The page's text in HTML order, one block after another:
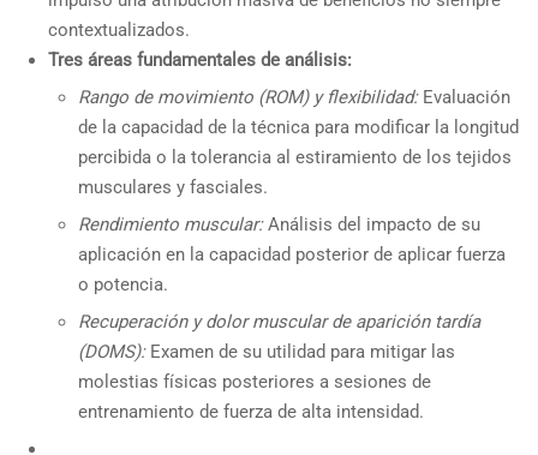
contextualizados.
Tres áreas fundamentales de análisis:
Rango de movimiento (ROM) y flexibilidad:Evaluación
de la capacidad de la técnica para modificar la longitud
percibida o la tolerancia al estiramiento de los tejidos
musculares y fasciales.
Rendimiento muscular:Análisis del impacto de su
aplicación en la capacidad posterior de aplicar fuerza
o potencia.
Recuperación y dolor muscular de aparición tardía
(DOMS):Examen de su utilidad para mitigar las
molestias físicas posteriores a sesiones de
entrenamiento de fuerza de alta intensidad.